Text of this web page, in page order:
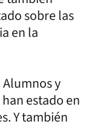
sobre las
en la
y
estado en
Y también